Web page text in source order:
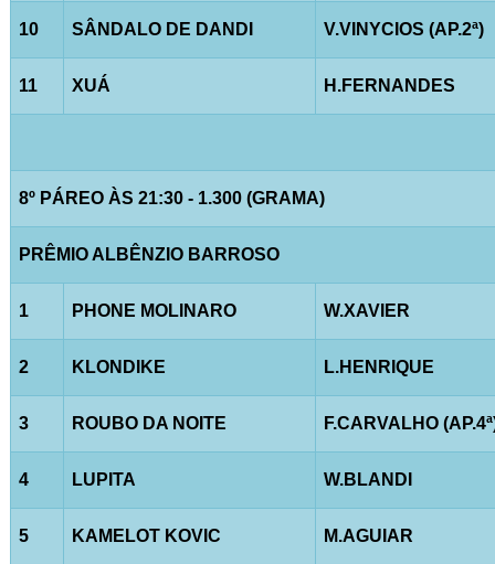
10 SÂNDALO DE DANDI V.VINYCIOS (AP.2ª)
11 XUÁ H.FERNANDES
8º PÁREO ÀS 21:30 - 1.300 (GRAMA)
PRÊMIO ALBÊNZIO BARROSO
1 PHONE MOLINARO W.XAVIER
2 KLONDIKE L.HENRIQUE
3 ROUBO DA NOITE F.CARVALHO
4 LUPITA W.BLANDI
5 KAMELOT KOVIC M.AGUIAR